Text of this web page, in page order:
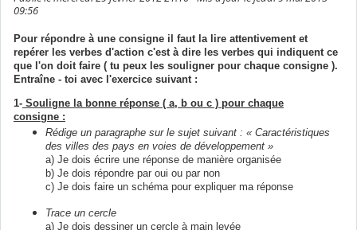
09:56
Pour répondre à une consigne il faut la lire attentivement et
repérer les verbes d'action c'est à dire les verbes qui indiquent ce
que l'on doit faire ( tu peux les souligner pour chaque consigne ).
Entraîne - toi avec l'exercice suivant :
1- Souligne la bonne réponse ( a, b ou c ) pour chaque
consigne :
Rédige un paragraphe sur le sujet suivant : « Caractéristiques
des villes des pays en voies de développement »
a) Je dois écrire une réponse de manière organisée
b) Je dois répondre par oui ou par non
c) Je dois faire un schéma pour expliquer ma réponse
Trace un cercle
a) Je dois dessiner un cercle à main levée